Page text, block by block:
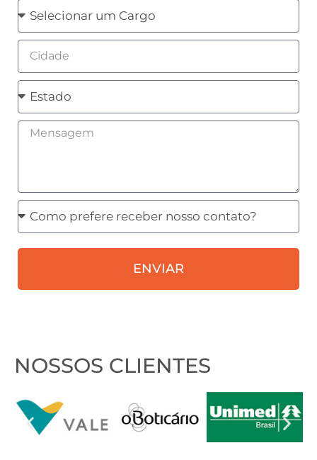
Cargo
Cidade
Estado
Mensagem
Como
prefere
receber
contato?
ENVIAR
NOSSOS CLIENTES